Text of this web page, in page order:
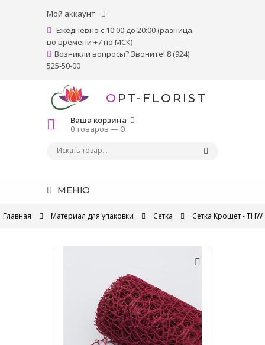
Мой аккаунт
Ежедневно с 10:00 до 20:00 (разница
во времени +7 по МСК)
Возникли вопросы? Звоните! 8 (924)
525-50-00
OPT-FLORIST
Ваша корзина
0 товаров —0
МЕНЮ
Главная Материал для упаковки Сетка Сетка Крошет - THW